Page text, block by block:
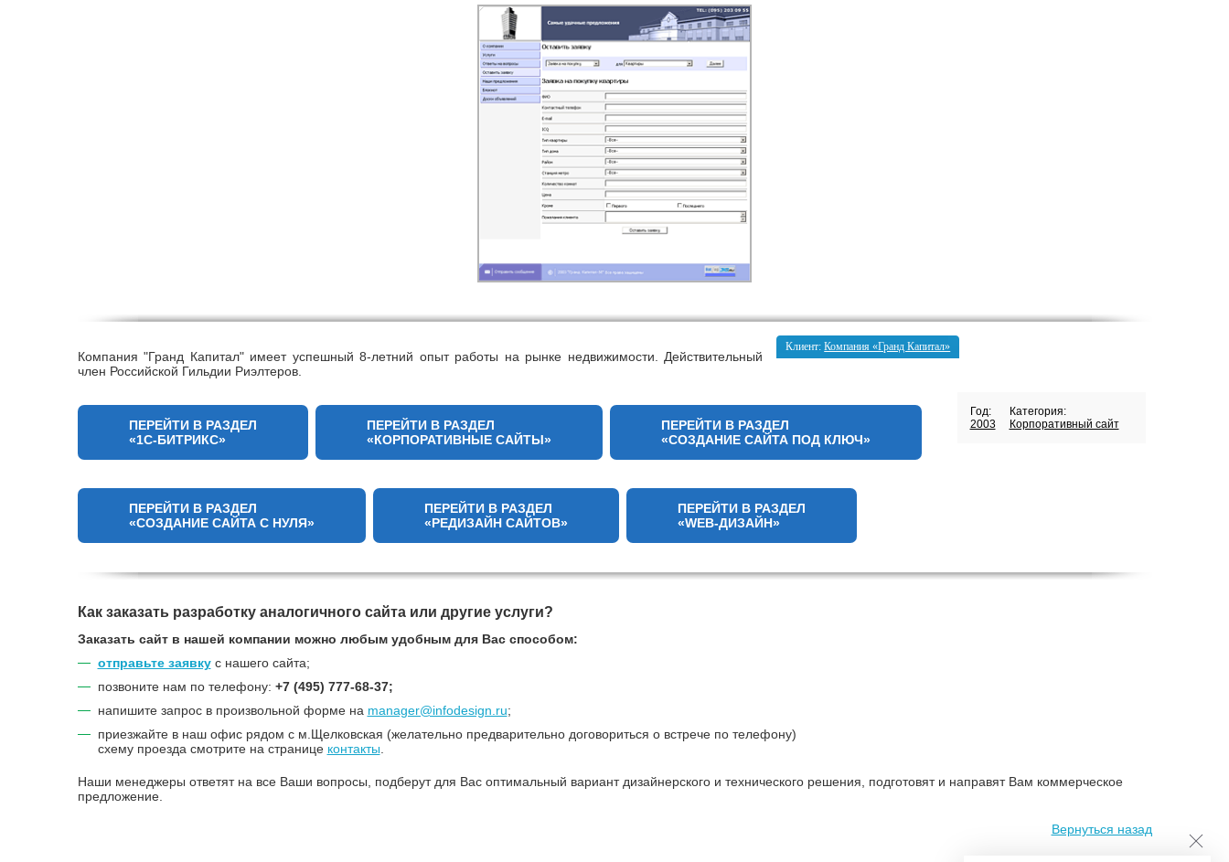
Клиент:Компания «Гранд Капитал»
Компания "Гранд Капитал" имеет успешный 8-летний опыт работы на рынке недвижимости. Действительный
член Российской Гильдии Риэлтеров.
Год:
2003
Категория:
Корпоративный сайт
ПЕРЕЙТИ В РАЗДЕЛ
«1С-БИТРИКС»
ПЕРЕЙТИ В РАЗДЕЛ
«КОРПОРАТИВНЫЕ САЙТЫ»
ПЕРЕЙТИ В РАЗДЕЛ
«СОЗДАНИЕ САЙТА ПОД КЛЮЧ»
ПЕРЕЙТИ В РАЗДЕЛ
«СОЗДАНИЕ САЙТА С НУЛЯ»
ПЕРЕЙТИ В РАЗДЕЛ
«РЕДИЗАЙН САЙТОВ»
ПЕРЕЙТИ В РАЗДЕЛ
«WEB-ДИЗАЙН»
Как заказать разработку аналогичного сайта или другие услуги?
Заказать сайт в нашей компании можно любым удобным для Вас способом:
отправьте заявкус нашего сайта;
позвоните нам по телефону: +7 (495) 777-68-37;
напишите запрос в произвольной форме на manager@infodesign.ru;
приезжайте в наш офис рядом с м.Щелковская (желательно предварительно договориться о встрече по телефону)
схему проезда смотрите на странице контакты
Наши менеджеры ответят на все Ваши вопросы, подберут для Вас оптимальный вариант дизайнерского и технического решения, подготовят и направят Вам коммерческое
предложение.
Вернуться назад